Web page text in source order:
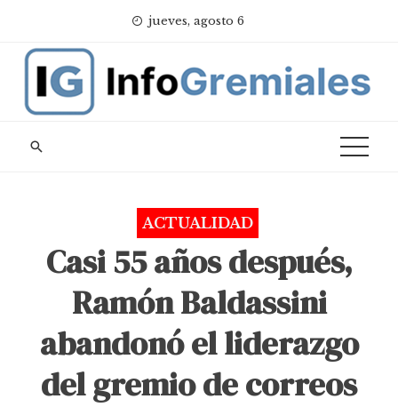
content
jueves, agosto 6
ACTUALIDAD
Casi 55 años después,
Ramón Baldassini
abandonó el liderazgo
del gremio de correos